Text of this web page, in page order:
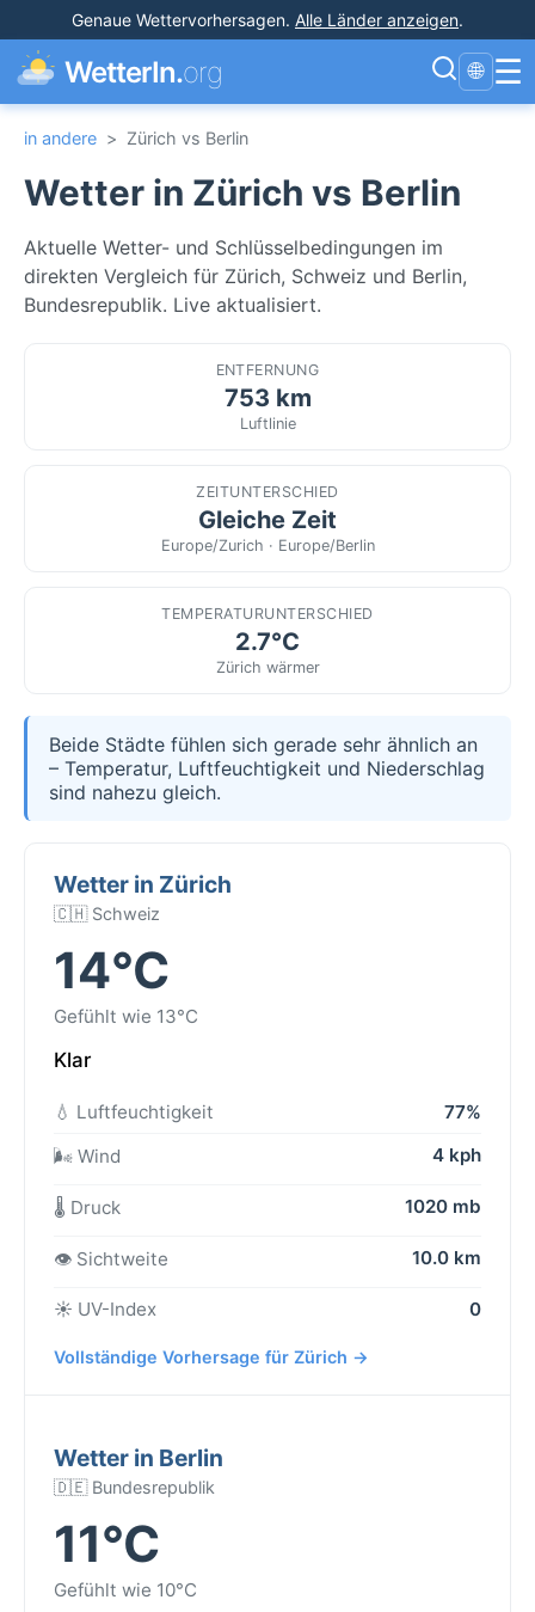
Genaue Wettervorhersagen. Alle Länder anzeigen.
WetterIn.org 🌐 ☰
in andere > Zürich vs Berlin
Wetter in Zürich vs Berlin
Aktuelle Wetter- und Schlüsselbedingungen im
direkten Vergleich für Zürich, Schweiz und Berlin,
Bundesrepublik. Live aktualisiert.
ENTFERNUNG
753 km
Luftlinie
ZEITUNTERSCHIED
Gleiche Zeit
Europe/Zurich · Europe/Berlin
TEMPERATURUNTERSCHIED
2.7°C
Zürich wärmer
Beide Städte fühlen sich gerade sehr ähnlich an
– Temperatur, Luftfeuchtigkeit und Niederschlag
sind nahezu gleich.
Wetter in Zürich
🇨🇭 Schweiz
14°C
Gefühlt wie 13°C
Klar
💧 Luftfeuchtigkeit
77%
🌬️ Wind
4 kph
🌡️ Druck 1020 mb
👁️ Sichtweite 10.0 km
☀️ UV-Index 0
Vollständige Vorhersage für Zürich →
Wetter in Berlin
🇩🇪 Bundesrepublik
11°C
Gefühlt wie 10°C